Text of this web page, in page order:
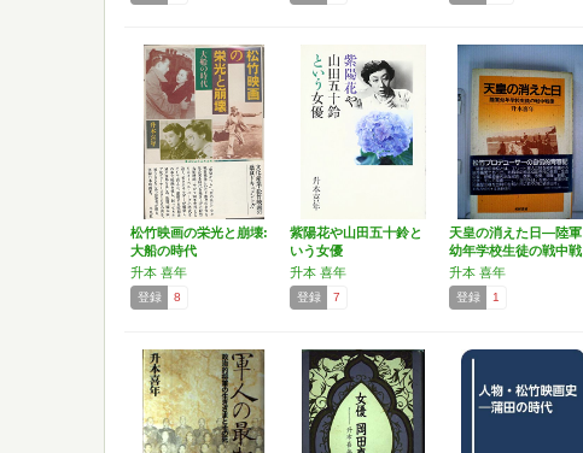
松竹映画の栄光と崩壊:
大船の時代
升本 喜年
登録 8
紫陽花や山田五十鈴と
いう女優
升本 喜年
登録 7
天皇の消えた日―陸軍
幼年学校生徒の戦中戦
後
升本 喜年
登録 1